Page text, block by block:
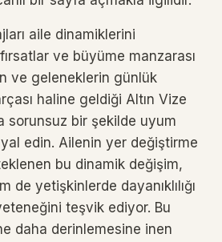
aile dinamiklerini
ve büyüme manzarası
ve geleneklerin günlük
haline geldiği Altın Vize
sorunsuz bir şekilde uyum
edin. Ailenin yer değiştirme
bu dinamik değişim,
de yetişkinlerde dayanıklılığı
teşvik ediyor. Bu
daha derinlemesine inen